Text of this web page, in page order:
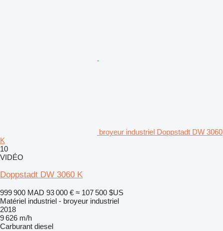
broyeur industriel Doppstadt DW 3060
K
10
VIDÉO
Doppstadt DW 3060 K
999 900 MAD 93 000 € ≈ 107 500 $US
Matériel industriel - broyeur industriel
2018
9 626 m/h
Carburant diesel